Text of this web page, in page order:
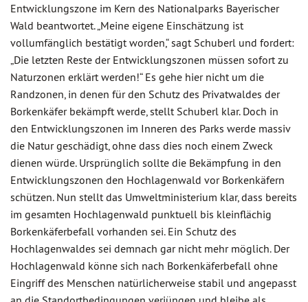
Entwicklungszone im Kern des Nationalparks Bayerischer
Wald beantwortet. „Meine eigene Einschätzung ist
vollumfänglich bestätigt worden,“ sagt Schuberl und fordert:
„Die letzten Reste der Entwicklungszonen müssen sofort zu
Naturzonen erklärt werden!“ Es gehe hier nicht um die
Randzonen, in denen für den Schutz des Privatwaldes der
Borkenkäfer bekämpft werde, stellt Schuberl klar. Doch in
den Entwicklungszonen im Inneren des Parks werde massiv
die Natur geschädigt, ohne dass dies noch einem Zweck
dienen würde. Ursprünglich sollte die Bekämpfung in den
Entwicklungszonen den Hochlagenwald vor Borkenkäfern
schützen. Nun stellt das Umweltministerium klar, dass bereits
im gesamten Hochlagenwald punktuell bis kleinflächig
Borkenkäferbefall vorhanden sei. Ein Schutz des
Hochlagenwaldes sei demnach gar nicht mehr möglich. Der
Hochlagenwald könne sich nach Borkenkäferbefall ohne
Eingriff des Menschen natürlicherweise stabil und angepasst